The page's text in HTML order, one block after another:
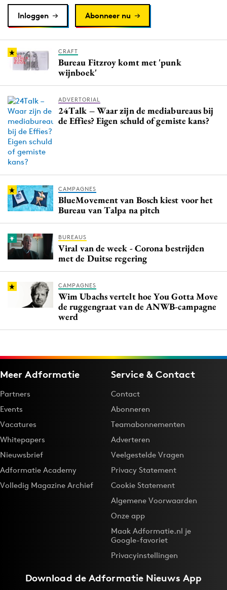
Inloggen Abonneer nu
CRAFT
Bureau Fitzroy komt met 'punk
wijnboek'
ADVERTORIAL
24Talk – Waar zijn de mediabureaus bij
de Effies? Eigen schuld of gemiste kans?
CAMPAGNES
BlueMovement van Bosch kiest voor het
Bureau van Talpa na pitch
BUREAUS
Viral van de week - Corona bestrijden
met de Duitse regering
CAMPAGNES
Wim Ubachs vertelt hoe You Gotta Move
de ruggengraat van de ANWB-campagne
werd
Meer Adformatie
Partners
Events
Vacatures
Whitepapers
Nieuwsbrief
Adformatie Academy
Volledig Magazine Archief
Service & Contact
Contact
Abonneren
Teamabonnementen
Adverteren
Veelgestelde Vragen
Privacy Statement
Cookie Statement
Algemene Voorwaarden
Onze app
Maak Adformatie.nl je
Google-favoriet
Privacyinstellingen
Download deAdformatie Nieuws App